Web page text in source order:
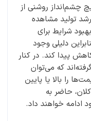
چشم‌انداز روشنی از
تولید مشاهده
شرایط برای
دلیلی وجود
پیدا کند. در کنار
که می‌توان
را بالا یا پایین
حاضر به
ادامه خواهند داد.